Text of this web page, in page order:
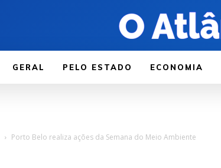
GERAL PELO ESTADO ECONOMIA
Porto Belo realiza ações da Semana do Meio Ambiente